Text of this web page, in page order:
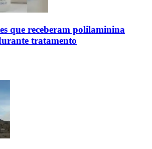
que receberam polilaminina
tratamento